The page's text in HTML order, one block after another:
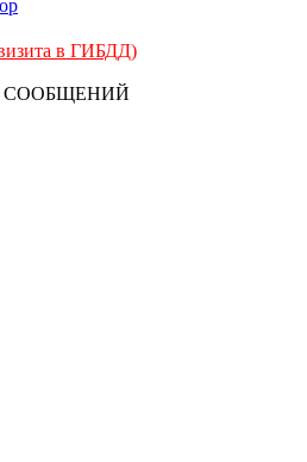
визита в ГИБДД)
СООБЩЕНИЙ